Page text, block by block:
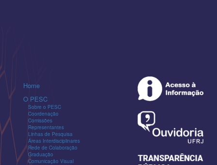
Home
O PESC
Sobre o PESC
Coordenação
Comissões
Representantes
Linhas de Pesquisa
Áreas Interdisciplinares
Rede de Colaboração
Graduação
Comunicação Visual